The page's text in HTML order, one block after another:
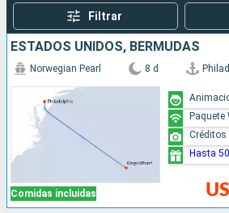
Filtrar
ESTADOS UNIDOS, BERMUDAS
Comidas incluidas
Norwegian Pearl 8 d
Paquete
Créditos
Hasta